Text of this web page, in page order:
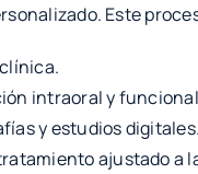
Este
intraoral y
y estudios digitales.
ajustado a